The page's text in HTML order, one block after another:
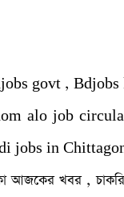
govt ,
alo job
in Chittagong ,
খবর ,